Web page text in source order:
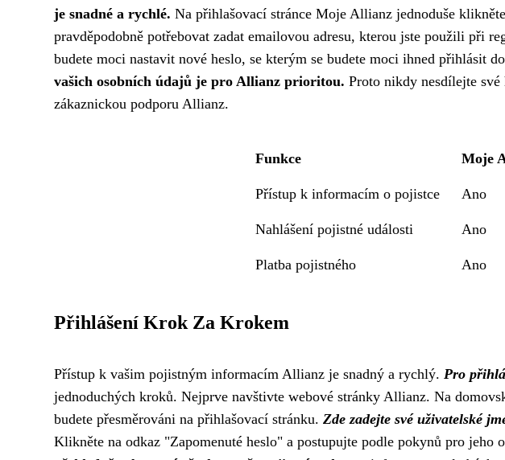
je snadné a rychlé. Na přihlašovací stránce Moje Allianz jednoduše
pravděpodobně potřebovat zadat emailovou adresu, kterou jste použili při
budete moci nastavit nové heslo, se kterým se budete moci ihned přihlásit
vašich osobních údajů je pro Allianz prioritou. Proto nikdy nesdílejte
zákaznickou podporu Allianz.
Funkce Moje
Přístup k informacím o pojistce Ano
Nahlášení pojistné události Ano
Platba pojistného Ano
Přihlášení Krok Za Krokem
Přístup k vašim pojistným informacím Allianz je snadný a rychlý. Pro
jednoduchých kroků. Nejprve navštivte webové stránky Allianz. Na
budete přesměrováni na přihlašovací stránku. Zde zadejte své uživatelské
Klikněte na odkaz "Zapomenuté heslo" a postupujte podle pokynů pro